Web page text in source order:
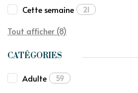
Cette semaine 21
Tout afficher (8)
CATÉGORIES
Adulte 59